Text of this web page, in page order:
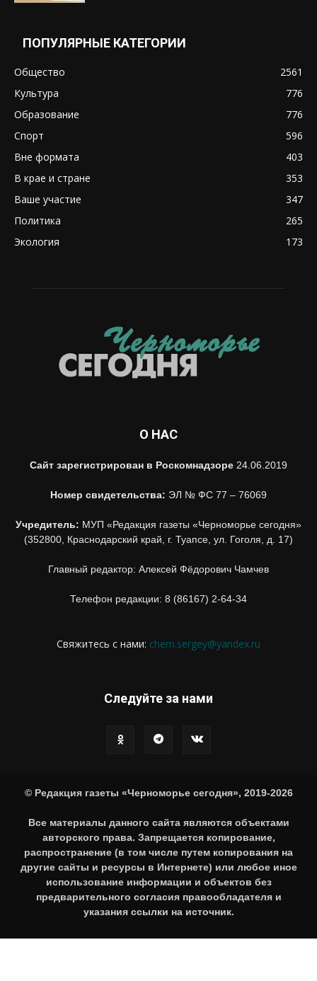
ПОПУЛЯРНЫЕ КАТЕГОРИИ
Общество
2561
Культура
776
Образование
776
Спорт
596
Вне формата
403
В крае и стране
353
Ваше участие
347
Политика
265
Экология
173
О НАС
Сайт зарегистрирован в Роскомнадзоре 24.06.2019
Номер свидетельства: ЭЛ № ФС 77 – 76069
Учредитель: МУП «Редакция газеты «Черноморье сегодня»
(352800, Краснодарский край, г. Туапсе, ул. Гоголя, д. 17)
Главный редактор: Алексей Фёдорович Чамчев
Телефон редакции: 8 (86167) 2-64-34
Свяжитесь с нами: chern.sergey@yandex.ru
Следуйте за нами
© Редакция газеты «Черноморье сегодня», 2019-2026
Все материалы данного сайта являются объектами
авторского права. Запрещается копирование,
распространение (в том числе путем копирования на
другие сайты и ресурсы в Интернете) или любое иное
использование информации и объектов без
предварительного согласия правообладателя и
указания ссылки на источник.